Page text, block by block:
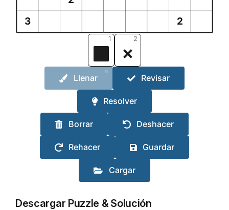
3
2
1 2
n
Llenar Revisar
Resolver
Borrar Deshacer
Rehacer Guardar
Cargar
Descargar Puzzle & Solución